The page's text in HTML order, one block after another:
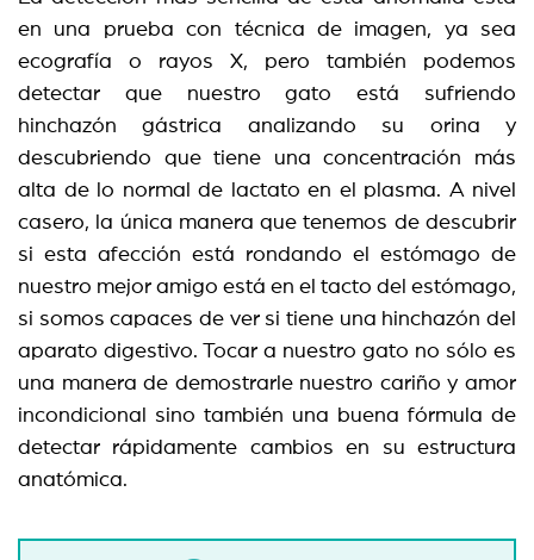
en una prueba con técnica de imagen, ya sea
ecografía o rayos X, pero también podemos
detectar que nuestro gato está sufriendo
hinchazón gástrica analizando su orina y
descubriendo que tiene una concentración más
alta de lo normal de lactato en el plasma. A nivel
casero, la única manera que tenemos de descubrir
si esta afección está rondando el estómago de
nuestro mejor amigo está en el tacto del estómago,
si somos capaces de ver si tiene una hinchazón del
aparato digestivo. Tocar a nuestro gato no sólo es
una manera de demostrarle nuestro cariño y amor
incondicional sino también una buena fórmula de
detectar rápidamente cambios en su estructura
anatómica.